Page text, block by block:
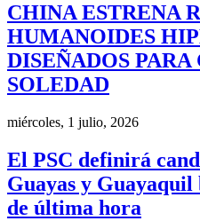
CHINA ESTRENA
HUMANOIDES
DISEÑADOS
SOLEDAD
miércoles, 1 julio, 2026
El PSC definirá
Guayas y Guayaquil
de última hora